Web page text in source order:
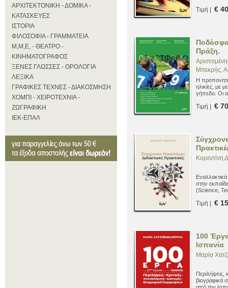
ΑΡΧΙΤΕΚΤΟΝΙΚΗ - ΔΟΜΙΚΑ -
ΚΑΤΑΣΚΕΥΕΣ
ΙΣΤΟΡΙΑ
ΦΙΛΟΣΟΦΙΑ - ΓΡΑΜΜΑΤΕΙΑ
Μ,Μ,Ε, - ΘΕΑΤΡΟ -
ΚΙΝΗΜΑΤΟΓΡΑΦΟΣ
ΞΕΝΕΣ ΓΛΩΣΣΕΣ - ΟΡΟΛΟΓΙΑ
ΛΕΞΙΚΑ
ΓΡΑΦΙΚΕΣ ΤΕΧΝΕΣ - ΔΙΑΚΟΣΜΗΣΗ
ΧΟΜΠΙ - ΧΕΙΡΟΤΕΧΝΙΑ -
ΖΩΓΡΑΦΙΚΗ
ΙΕΚ-ΕΠΑΛ
Τιμή | €
Πράξη.
Μπεκρής,
Η
ηλικίες, με
γήπεδο. Οι
ποδόσφαιρο.
Τιμή | €
Κορεντίνη
στην
(Science,
Τιμή | €
100
Ισπανία
Μαρία
Περιλήψεις,
βιογραφικά